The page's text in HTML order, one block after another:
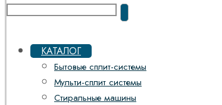
КАТАЛОГ
Бытовые сплит-системы
Мульти-сплит системы
Стиральные машины